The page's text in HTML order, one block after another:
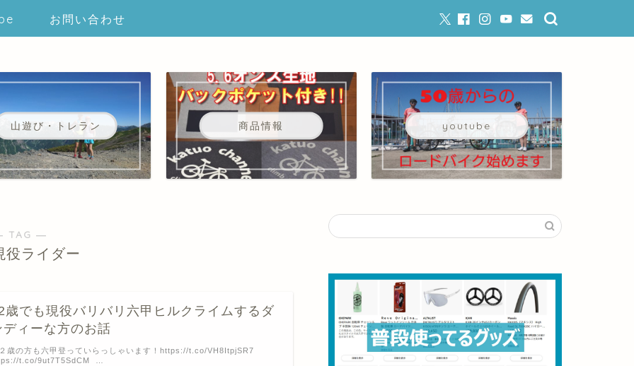
お問い合わせ
山遊び・トレラン 商品情報 youtube
TAG ―
役ライダー
歳でも現役バリバリ六甲ヒルクライムするダ
ディーな方のお話
歳の方も六甲登っていらっしゃいます！https://t.co/VH8ItpjSR7
t.co/9ut7T5SdCM …